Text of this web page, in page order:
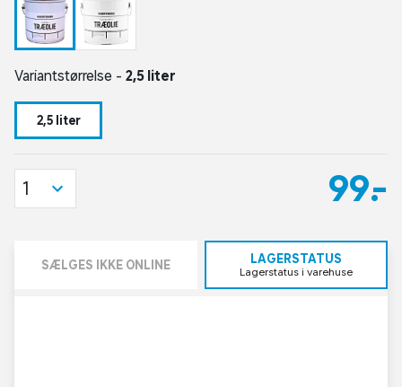
Variantstørrelse - 2,5 liter
2,5 liter
99,-
1
SÆLGES IKKE ONLINE LAGERSTATUS
Lagerstatus i varehuse